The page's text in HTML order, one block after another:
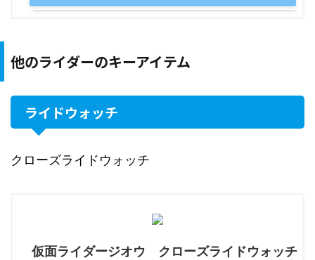
他のライダーのキーアイテム
ライドウォッチ
クローズライドウォッチ
仮面ライダージオウ クローズライドウォッチ